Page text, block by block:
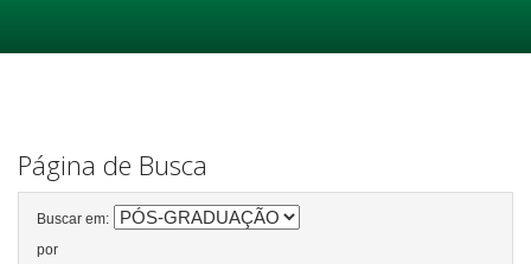
Página de Busca
Buscar em:
por